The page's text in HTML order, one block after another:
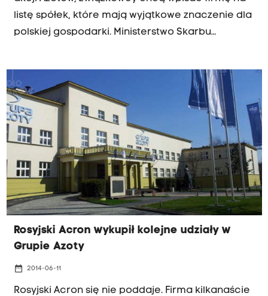
listę spółek, które mają wyjątkowe znaczenie dla
polskiej gospodarki. Ministerstwo Skarbu
wystarczające. Chodzi o to, że dopóki resort
skarbu będzie miał co najmniej 20 procent akcji
Azotów - nikt go nie przebije. Tymczasem skarb
państwa ma 33 procent. Związkowcy przekonują,
że to za mało. Władze grupy Azoty uspokajają:
"Nie ma żadnego zagrożenia, jesteśmy
bezpieczni, a zainteresowaniem naszymi
akcjami można się tylko cieszyć".
Rosyjski Acron wykupił kolejne udziały w
Grupie Azoty
date_range 2014-06-11
Rosyjski Acron się nie poddaje. Firma kilkanaście